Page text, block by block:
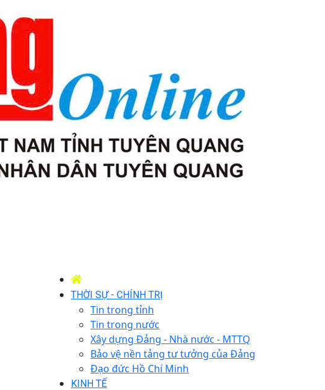
THỜI SỰ - CHÍNH TRỊ
Tin trong tỉnh
Tin trong nước
Xây dựng Đảng - Nhà nước - MTTQ
Bảo vệ nền tảng tư tưởng của Đảng
Đạo đức Hồ Chí Minh
KINH TẾ